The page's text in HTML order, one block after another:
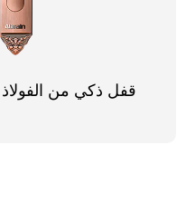
قفل ذكي من الفولاذ